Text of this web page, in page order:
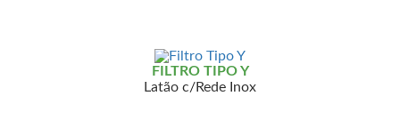
FILTRO TIPO Y
Latão c/Rede Inox